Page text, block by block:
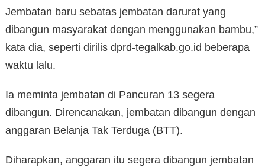
Jembatan baru sebatas jembatan darurat yang
dibangun masyarakat dengan menggunakan bambu,”
kata dia, seperti dirilis dprd-tegalkab.go.id beberapa
waktu lalu.
Ia meminta jembatan di Pancuran 13 segera
dibangun. Direncanakan, jembatan dibangun dengan
anggaran Belanja Tak Terduga (BTT).
Diharapkan, anggaran itu segera dibangun jembatan